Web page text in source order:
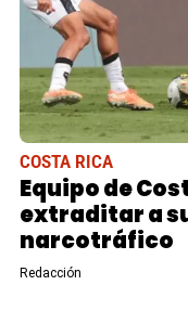
COSTA RICA
Equipo de
extraditar a
narcotráfico
Redacción